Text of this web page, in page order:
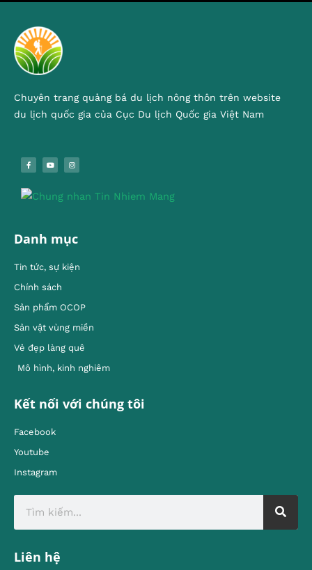
Chuyên trang quảng bá du lịch nông thôn trên website
du lịch quốc gia của Cục Du lịch Quốc gia Việt Nam
Danh mục
Tin tức, sự kiện
Chính sách
Sản phẩm OCOP
Sản vật vùng miền
Vẻ đẹp làng quê
Mô hình, kinh nghiêm
Kết nối với chúng tôi
Facebook
Youtube
Instagram
Liên hệ